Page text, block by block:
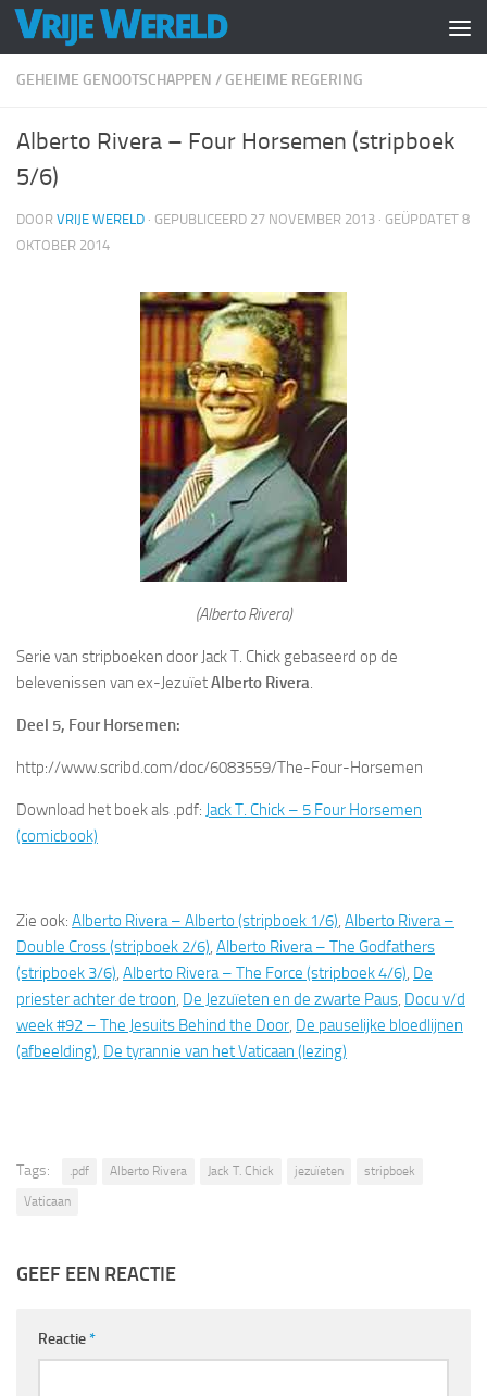
Doorgaan naar inhoud
GEHEIME GENOOTSCHAPPEN / GEHEIME REGERING
Alberto Rivera – Four Horsemen (stripboek
5/6)
DOOR VRIJE WERELD · GEPUBLICEERD 27 NOVEMBER 2013 · GEÜPDATET 8
OKTOBER 2014
(Alberto Rivera)
Serie van stripboeken door Jack T. Chick gebaseerd op de
belevenissen van ex-JezuïetAlberto Rivera.
Deel 5, Four Horsemen:
http://www.scribd.com/doc/6083559/The-Four-Horsemen
Download het boek als .pdf: Jack T. Chick – 5 Four Horsemen
(comicbook)
Zie ook: Alberto Rivera – Alberto (stripboek 1/6), Alberto Rivera –
Double Cross (stripboek 2/6), Alberto Rivera – The Godfathers
(stripboek 3/6), Alberto Rivera – The Force (stripboek 4/6), De
priester achter de troon, De Jezuïeten en de zwarte Paus, Docu v/d
week #92 – The Jesuits Behind the Door, De pauselijke bloedlijnen
(afbeelding), De tyrannie van het Vaticaan (lezing)
Tags: .pdf Alberto Rivera Jack T. Chick jezuïeten
stripboek
Vaticaan
GEEF EEN REACTIE
Reactie*